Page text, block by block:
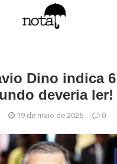
Dino indica
deveria ler!
19 de maio de 2026 0